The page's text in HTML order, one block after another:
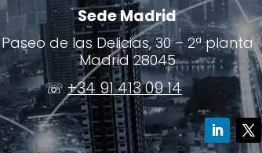
Sede Madrid
Paseo de las Delicias, 30 – 2ª planta
Madrid 28045
☏+34 91 413 09 14